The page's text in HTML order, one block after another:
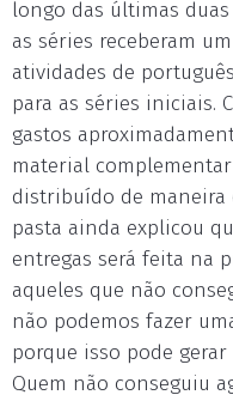
longo das últimas
as séries receberam
atividades de
para as séries iniciais.
gastos
material
distribuído de maneira
pasta ainda explicou
entregas será feita na
aqueles que não
não podemos fazer
porque isso pode
Quem não conseguiu